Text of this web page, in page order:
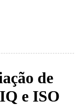
de
e ISO